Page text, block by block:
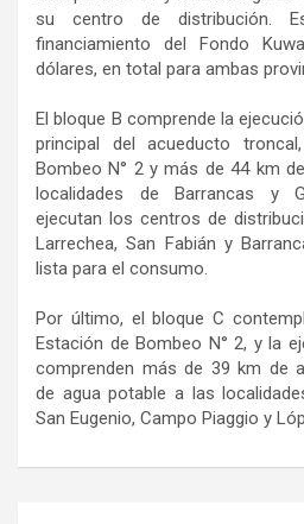
su centro de distribución.
financiamiento del Fondo
dólares, en total para ambas
El bloque B comprende la
principal del acueducto
Bombeo N° 2 y más de 44 km
localidades de Barrancas y
ejecutan los centros de
Larrechea, San Fabián y
lista para el consumo.
Por último, el bloque C
Estación de Bombeo N° 2, y la
comprenden más de 39 km de
de agua potable a las
San Eugenio, Campo Piaggio y